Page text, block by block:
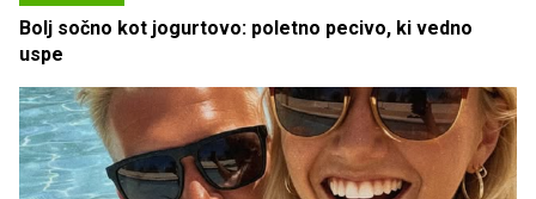
Bolj sočno kot jogurtovo: poletno pecivo, ki vedno
uspe